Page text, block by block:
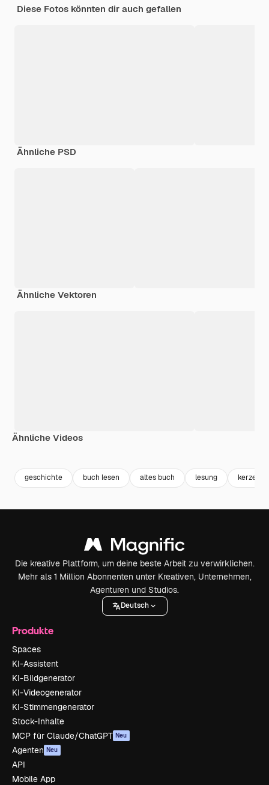
Diese Fotos könnten dir auch gefallen
Ähnliche PSD
Ähnliche Vektoren
Ähnliche Videos
geschichte buch lesen altes buch lesung
Die kreative Plattform, um deine beste Arbeit zu verwirklichen.
Mehr als 1 Million Abonnenten unter Kreativen, Unternehmen,
Agenturen und Studios.
Deutsch
Produkte
Spaces
KI-Assistent
KI-Bildgenerator
KI-Videogenerator
KI-Stimmengenerator
Stock-Inhalte
MCP für Claude/ChatGPT Neu
Agenten Neu
API
Mobile App